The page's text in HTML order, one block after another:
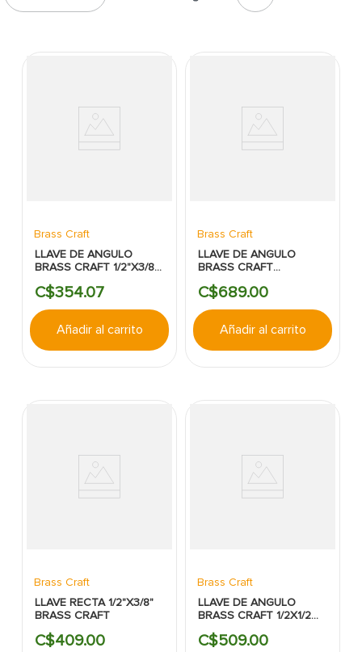
Brass Craft
LLAVE DE ANGULO
BRASS CRAFT 1/2"X3/8"
C$354.07
Añadir al carrito
Brass Craft
LLAVE DE ANGULO
BRASS CRAFT
VIAS
C$689.00
Añadir al carrito
Brass Craft
LLAVE RECTA 1/2"X3/8"
BRASS CRAFT
C$409.00
Brass Craft
LLAVE DE ANGULO
BRASS CRAFT 1/2X1/2
C$509.00
puerta